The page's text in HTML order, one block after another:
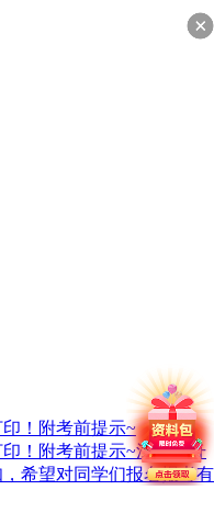
！附考前提示~
！附考前提示~江西专升
希望对同学们报名报考有